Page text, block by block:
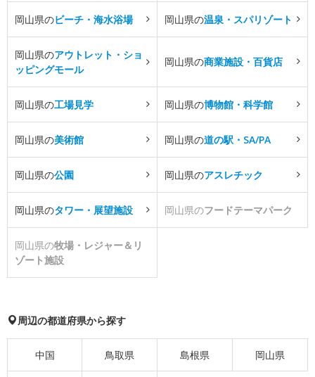
岡山県のビーチ・海水浴場 岡山県の温泉・スパリゾート
岡山県のアウトレット・ショ
ッピングモール
岡山県の商業施設・百貨店
岡山県の工場見学 岡山県の博物館・科学館
岡山県の美術館 岡山県の道の駅・SA/PA
岡山県の公園 岡山県のアスレチック
岡山県のタワー・展望施設 岡山県のフードテーマパーク
岡山県の牧場・レジャー＆リ
ゾート施設
周辺の都道府県から探す
中国 鳥取県 島根県 岡山県